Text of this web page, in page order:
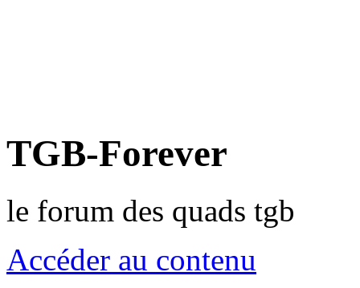
TGB-Forever
le forum des quads tgb
Accéder au contenu